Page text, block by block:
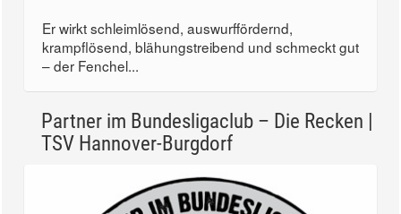
Er wirkt schleimlösend, auswurffördernd,
krampflösend, blähungstreibend und schmeckt gut
– der Fenchel...
Partner im Bundesligaclub – Die Recken |
TSV Hannover-Burgdorf